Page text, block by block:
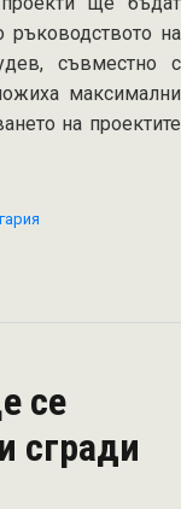
на
съвместно с
максимални
на проектите
се
сгради